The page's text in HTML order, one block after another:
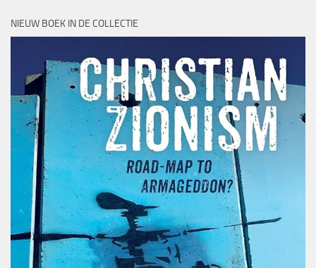
NIEUW BOEK IN DE COLLECTIE